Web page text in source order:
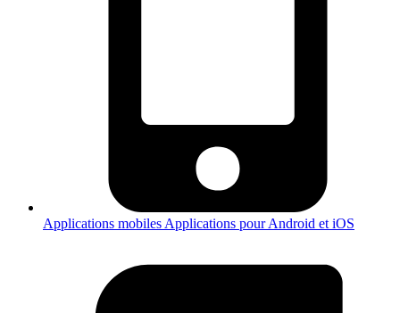
Applications mobiles Applications pour Android et iOS